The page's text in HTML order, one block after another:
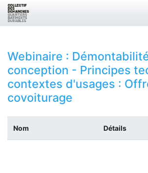
Webinaire :
conception - Principes
contextes d'usages :
covoiturage
Nom Détails